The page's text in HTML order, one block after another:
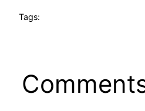
Tags: